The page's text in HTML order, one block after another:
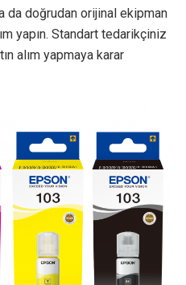
da doğrudan orijinal ekipman
yapın. Standart tedarikçiniz
alım yapmaya karar